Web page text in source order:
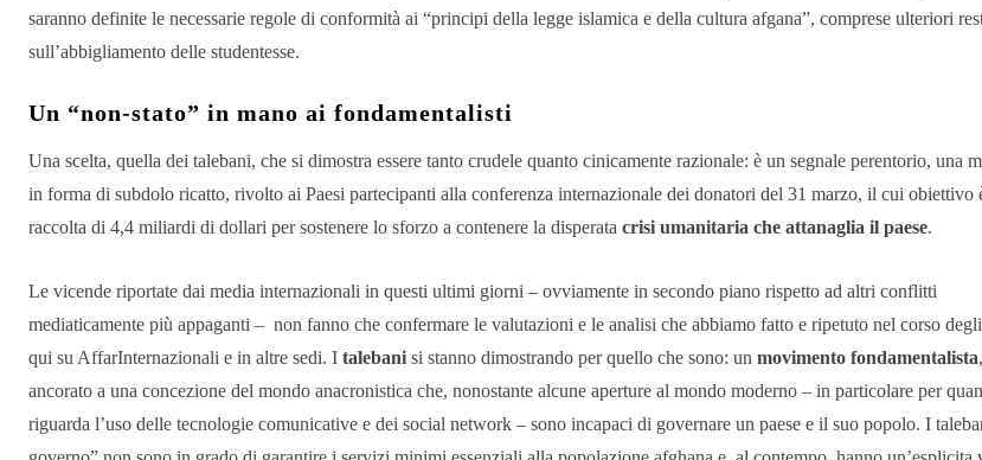
saranno definite le necessarie regole di conformità ai “principi della legge islamica e della cultura afgana”, comprese ulteriori
sull’abbigliamento delle studentesse.
Un “non-stato” in mano ai fondamentalisti
Una scelta, quella dei talebani, che si dimostra essere tanto crudele quanto cinicamente razionale: è un segnale perentorio, una
in forma di subdolo ricatto, rivolto ai Paesi partecipanti alla conferenza internazionale dei donatori del 31 marzo, il cui obiettivo
raccolta di 4,4 miliardi di dollari per sostenere lo sforzo a contenere la disperata crisi umanitaria che attanaglia il paese.
Le vicende riportate dai media internazionali in questi ultimi giorni – ovviamente in secondo piano rispetto ad altri conflitti
mediaticamente più appaganti – non fanno che confermare le valutazioni e le analisi che abbiamo fatto e ripetuto nel corso
qui su AffarInternazionali e in altre sedi. I talebani si stanno dimostrando per quello che sono: un movimento fondamentalista,
ancorato a una concezione del mondo anacronistica che, nonostante alcune aperture al mondo moderno – in particolare per
riguarda l’uso delle tecnologie comunicative e dei social network – sono incapaci di governare un paese e il suo popolo. I